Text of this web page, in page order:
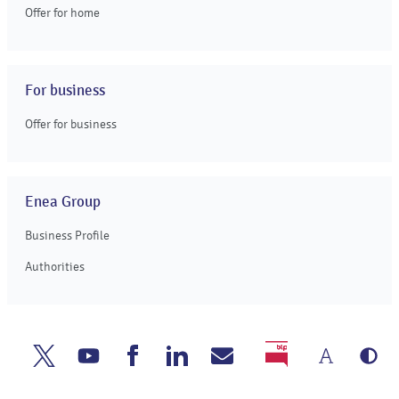
Offer for home
For business
Offer for business
Enea Group
Business Profile
Authorities
Enea Enea
Enea Enea WriteBIP